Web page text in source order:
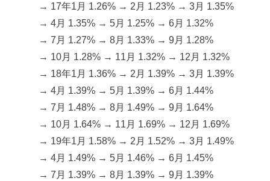
→ 17年1月 1.26% → 2月 1.23% → 3月 1.35%
→ 4月 1.35% → 5月 1.25% → 6月 1.32%
→ 7月 1.27% → 8月 1.33% → 9月 1.28%
→ 10月 1.28% → 11月 1.32% → 12月 1.32%
→ 18年1月 1.36% → 2月 1.39% → 3月 1.39%
→ 4月 1.39% → 5月 1.39% → 6月 1.44%
→ 7月 1.48% → 8月 1.49% → 9月 1.64%
→ 10月 1.64% → 11月 1.69% → 12月 1.69%
→ 19年1月 1.58% → 2月 1.52% → 3月 1.49%
→ 4月 1.49% → 5月 1.46% → 6月 1.45%
→ 7月 1.39% → 8月 1.39% → 9月 1.39%